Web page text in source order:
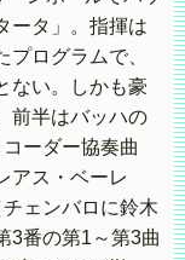
ータ」。指揮は
ログラムで、
ない。しかも豪
前半はバッハの
ーダー協奏曲
アス・ベーレ
ェンバロに鈴木
3番の第1～第3曲